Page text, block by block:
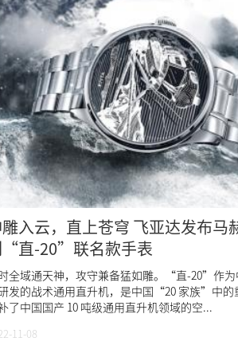
入云，直上苍穹 飞亚达发布马
直-20”联名款手表
全域通天神，攻守兼备猛如雕。“直-20”作为
发的战术通用直升机，是中国“20 家族”中的
了中国国产 10 吨级通用直升机领域的空...
11-08